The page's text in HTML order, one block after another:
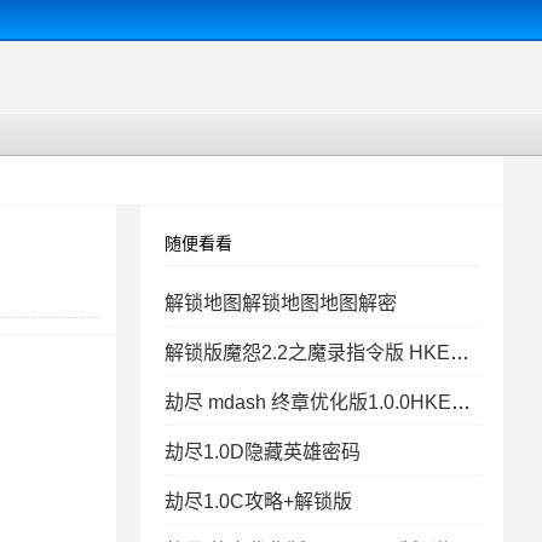
随便看看
解锁地图解锁地图地图解密
解锁版魔怨2.2之魔录指令版 HKE功能+全图闪+钱木物品控单位
劫尽 mdash 终章优化版1.0.0HKE版 钱木属性+物品+秒建造出兵+P闪无CD+
劫尽1.0D隐藏英雄密码
劫尽1.0C攻略+解锁版